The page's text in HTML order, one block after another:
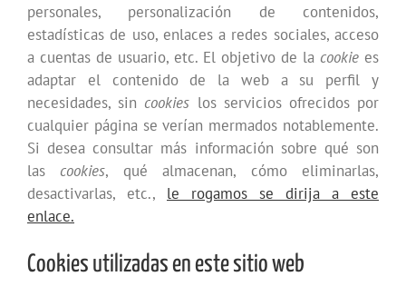
personales, personalización de contenidos,
estadísticas de uso, enlaces a redes sociales, acceso
a cuentas de usuario, etc. El objetivo de la cookie es
adaptar el contenido de la web a su perfil y
necesidades, sin cookies los servicios ofrecidos por
cualquier página se verían mermados notablemente.
Si desea consultar más información sobre qué son
las cookies, qué almacenan, cómo eliminarlas,
desactivarlas, etc., le rogamos se dirija a este
enlace.
Cookies utilizadas en este sitio web